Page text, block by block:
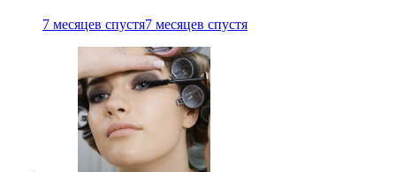
7 месяцев спустя7 месяцев спустя